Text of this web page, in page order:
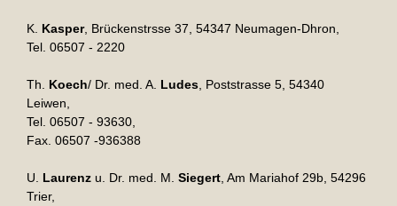
K. Kasper, Brückenstrsse 37, 54347 Neumagen-Dhron,
Tel. 06507 - 2220
Th. Koech/ Dr. med. A. Ludes, Poststrasse 5, 54340
Leiwen,
Tel. 06507 - 93630,
Fax. 06507 -936388
U. Laurenz u. Dr. med. M. Siegert, Am Mariahof 29b, 54296
Trier,